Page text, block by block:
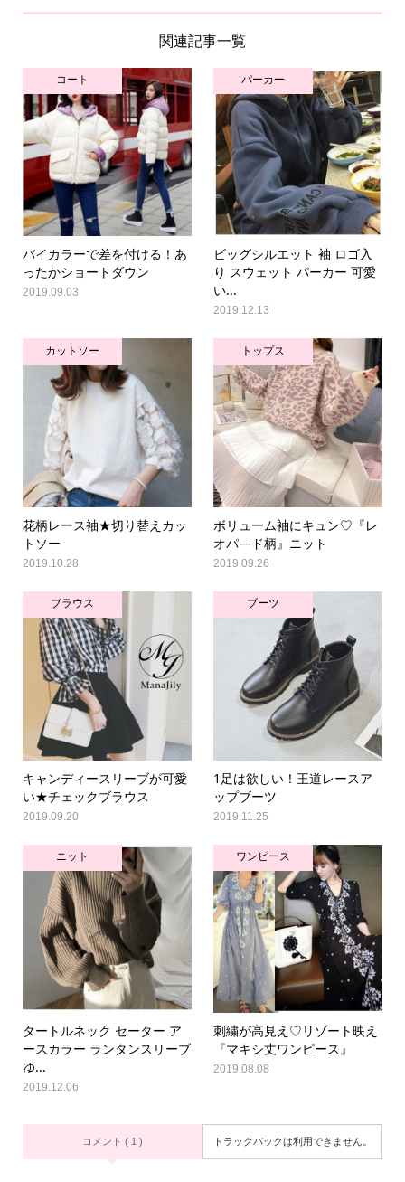
関連記事一覧
コート
バイカラーで差を付ける！あ
ったかショートダウン
2019.09.03
パーカー
ビッグシルエット 袖 ロゴ入
り スウェット パーカー 可愛
い...
2019.12.13
カットソー
花柄レース袖★切り替えカッ
トソー
2019.10.28
トップス
ボリューム袖にキュン♡『レ
オパ―ド柄』ニット
2019.09.26
ブラウス
キャンディースリーブが可愛
い★チェックブラウス
2019.09.20
ブーツ
1足は欲しい！王道レースア
ップブーツ
2019.11.25
ニット
タートルネック セーター ア
ースカラー ランタンスリーブ
ゆ...
2019.12.06
ワンピース
刺繍が高見え♡リゾート映え
『マキシ丈ワンピース』
2019.08.08
コメント ( 1 ) トラックバックは利用できません。